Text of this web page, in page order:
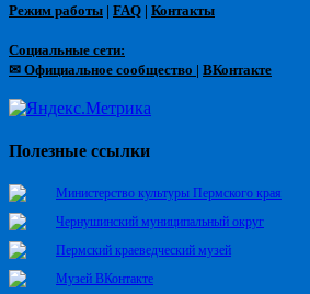
Режим работы | FAQ | Контакты
Социальные сети:
✉ Официальное сообщество | ВКонтакте
Полезные ссылки
Министерство культуры Пермского края
Чернушинский муниципальный округ
Пермский краеведческий музей
Музей ВКонтакте